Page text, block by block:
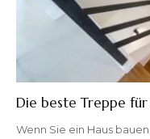
Die beste Treppe
Wenn Sie ein Haus